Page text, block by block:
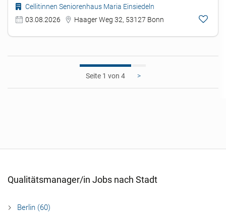
Cellitinnen Seniorenhaus Maria Einsiedeln
03.08.2026
Haager Weg 32, 53127 Bonn
1 >
Qualitätsmanager/in Jobs nach Stadt
Berlin (60)